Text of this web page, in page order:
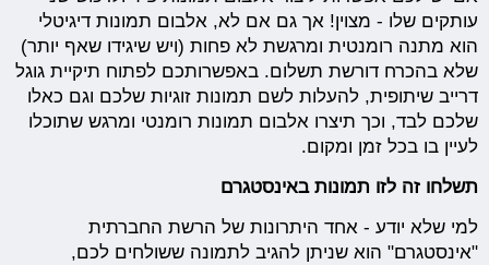
עותקים שלו - מצוין! אך גם אם לא, אלבום תמונות דיגיטלי
הוא מתנה רומנטית ומרגשת לא פחות (ויש שיגידו שאף יותר)
שלא בהכרח דורשת תשלום. באפשרותכם לפתוח תיקיית גוגל
דרייב שיתופית, להעלות לשם תמונות זוגיות שלכם וגם כאלו
שלכם לבד, וכך תיצרו אלבום תמונות רומנטי ומרגש שתוכלו
לעיין בו בכל זמן ומקום.
תשלחו זה לזו תמונות באינסטגרם
למי שלא יודע - אחד היתרונות של הרשת החברתית
"אינסטגרם" הוא שניתן להגיב לתמונה ששולחים לכם,